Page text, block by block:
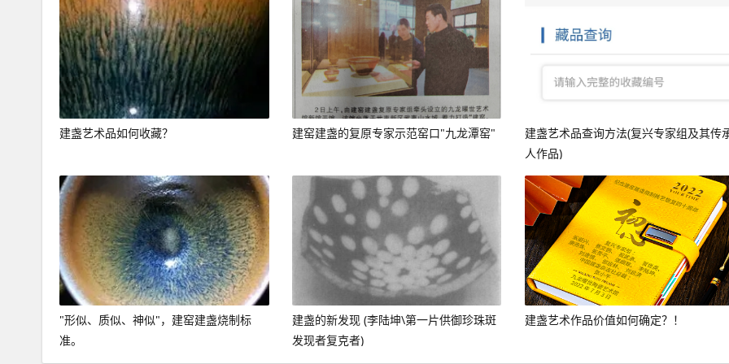
建盏艺术品如何收藏？ 建窑建盏的复原专家示范窑口"九龙潭窑"
建盏艺术品查询方法(复兴专家组及其传
人作品)
"形似、质似、神似"，建窑建盏烧制标
准。
建盏的新发现 (李陆坤\第一片供御珍珠斑
发现者复克者)
建盏艺术作品价值如何确定？！